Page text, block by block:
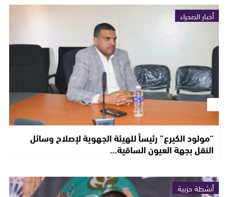
أخبار الصحراء
“مولود الكيرع” رئيساً للهيئة الجهوية لإصلاح وسائل
النقل بجهة العيون الساقية…
أنشطة حزبية